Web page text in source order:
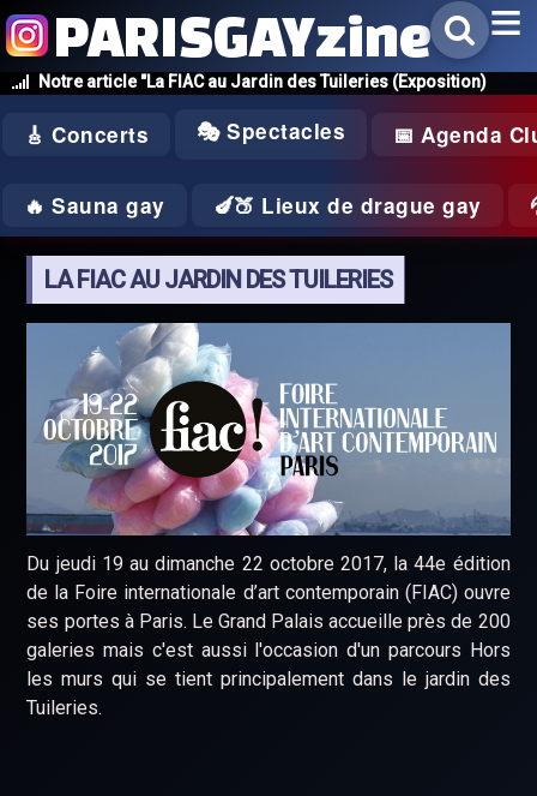
Notre article "La FIAC au Jardin des Tuileries (Exposition)
PARISGAYzine
🎸 Concerts 🎭 Spectacles 📅 Agenda
🔥 Sauna gay 🍆🍑 Lieux de drague gay
LA FIAC AU JARDIN DES TUILERIES
Du jeudi 19 au dimanche 22 octobre 2017, la 44e édition
de la Foire internationale d’art contemporain (FIAC) ouvre
ses portes à Paris. Le Grand Palais accueille près de 200
galeries mais c'est aussi l'occasion d'un parcours Hors
les murs qui se tient principalement dans le jardin des
Tuileries.